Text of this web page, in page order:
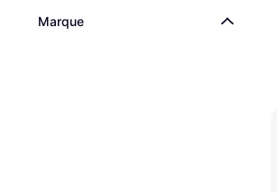
Marque